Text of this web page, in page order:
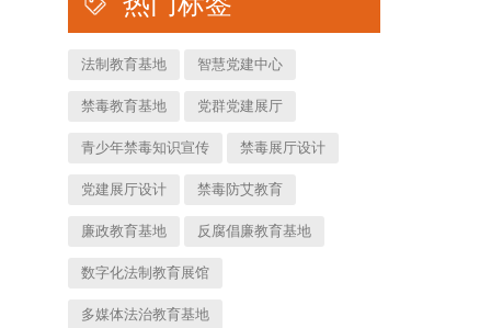
法制教育基地 智慧党建中心
禁毒教育基地 党群党建展厅
青少年禁毒知识宣传 禁毒展厅设计
党建展厅设计 禁毒防艾教育
廉政教育基地 反腐倡廉教育基地
数字化法制教育展馆
多媒体法治教育基地